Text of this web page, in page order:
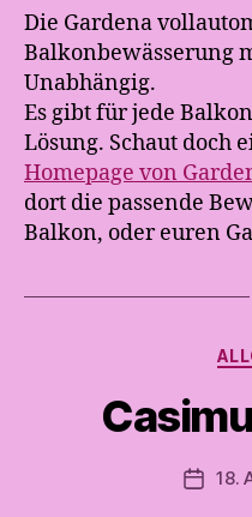
Die Gardena
Balkonbewässerung
Unabhängig.
Es gibt für jede
Lösung. Schaut doch
Homepage von
dort die passende
Balkon, oder euren
18.